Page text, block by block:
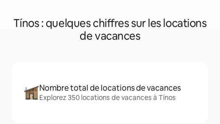
Tínos : quelques chiffres sur les locations
de vacances
Nombre total de locations de vacances
Explorez 350 locations de vacances à Tínos